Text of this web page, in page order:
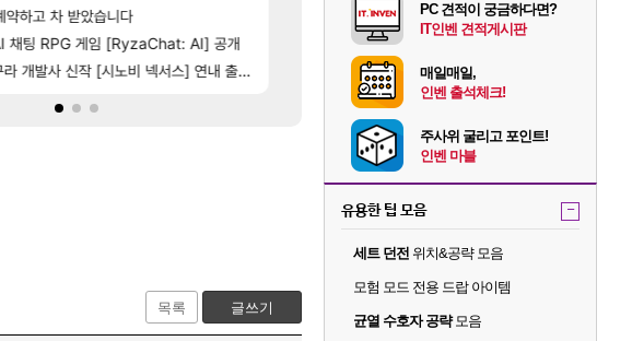
피드 효율 요약 [46]
현타오네 [90]
거 먼가 좀 몬가몬가네.. [47]
빵 가격이 24500원 이라길래 결제 취소하고 나왔다
아니 누가 몽벨 뇌빼기했네 ㅋㅋㅋㅋ
근데 유니온 이거 1만 존나 쉬운거같은데
약하고 차 받았습니다
채팅 RPG 게임 [RyzaChat: AI] 공개
개발사 신작 [시노비 넥서스] 연내 출시 예정
챕터별 길찾기/지도 공략 (1 ~ 12장)
리밋제로 테스트 때는 로비에 온라인 기능이 있는데
비스트 오브 리인카네이션 오픈 트레일러
목록 글쓰기
PC 견적이 궁금하다면?
IT인벤 견적게시판
매일매일,
인벤 출석체크!
주사위 굴리고 포인트!
인벤 마블
유용한 팁 모음 -
세트 던전 위치&공략 모음
모험 모드 전용 드랍 아이템
균열 수호자 공략모음